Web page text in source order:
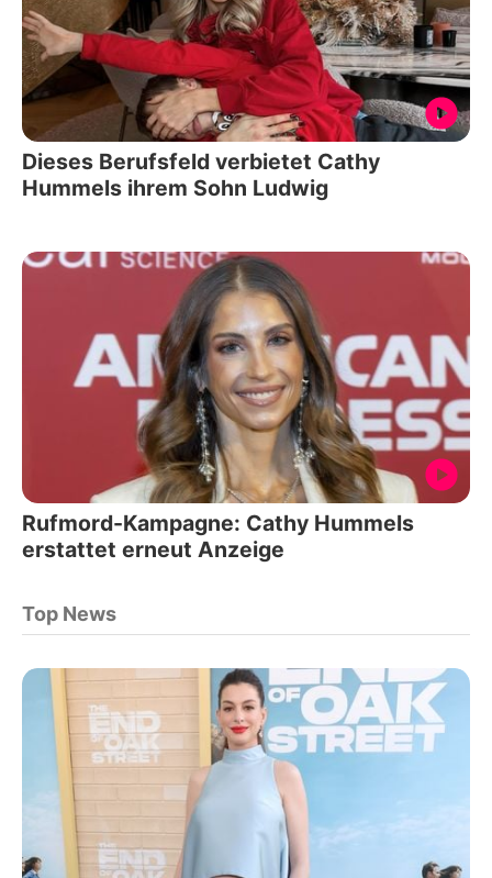
Dieses Berufsfeld verbietet Cathy
Hummels ihrem Sohn Ludwig
Rufmord-Kampagne: Cathy Hummels
erstattet erneut Anzeige
Top News